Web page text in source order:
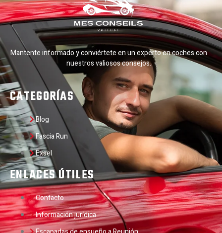
Mantente informado y conviértete en un experto en coches con
nuestros valiosos consejos.
CATEGORÍAS
Blog
Fascia Run
Exsel
ENLACES ÚTILES
Contacto
Información jurídica